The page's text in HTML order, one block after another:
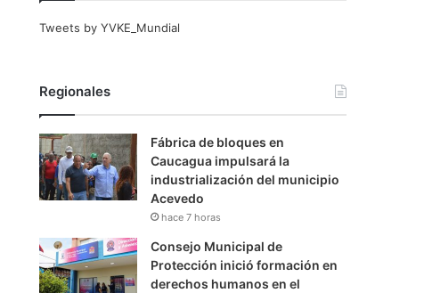
Tweets by YVKE_Mundial
Regionales
Fábrica de bloques en
Caucagua impulsará la
industrialización del municipio
Acevedo
hace 7 horas
Consejo Municipal de
Protección inició formación en
derechos humanos en el